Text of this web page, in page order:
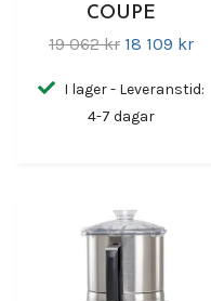
COUPE
19 062 kr 18 109 kr
I lager - Leveranstid:
4-7 dagar